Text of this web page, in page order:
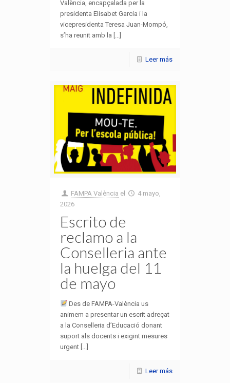
València, encapçalada per la
presidenta Elisabet García i la
vicepresidenta Teresa Juan-Mompó,
s’ha reunit amb la [...]
Leer más
FAMPA València el
4 mayo,
2026
Escrito de
reclamo a la
Conselleria ante
la huelga del 11
de mayo
Des de FAMPA-València us
animem a presentar un escrit adreçat
a la Conselleria d’Educació donant
suport als docents i exigint mesures
urgent [...]
Leer más